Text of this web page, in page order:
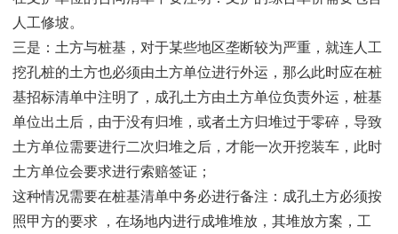
人工修坡。
三是：土方与桩基，对于某些地区垄断较为严重，就连人工
挖孔桩的土方也必须由土方单位进行外运，那么此时应在桩
基招标清单中注明了，成孔土方由土方单位负责外运，桩基
单位出土后，由于没有归堆，或者土方归堆过于零碎，导致
土方单位需要进行二次归堆之后，才能一次开挖装车，此时
土方单位会要求进行索赔签证；
这种情况需要在桩基清单中务必进行备注：成孔土方必须按
照甲方的要求 ，在场地内进行成堆堆放，其堆放方案，工